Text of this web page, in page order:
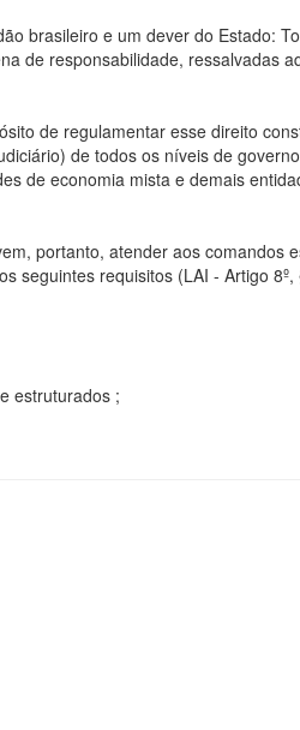
brasileiro e um dever do Estado:
de responsabilidade, ressalvadas
de regulamentar esse direito
de todos os níveis de
de economia mista e demais
portanto, atender aos comandos
seguintes requisitos (LAI - Artigo 8º,
estruturados ;